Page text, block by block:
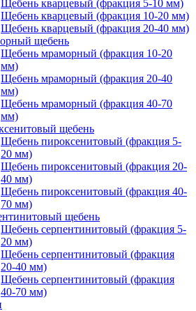
Щебень кварцевый (фракция 5-10 мм)
Щебень кварцевый (фракция 10-20 мм)
Щебень кварцевый (фракция 20-40 мм)
щебень
Щебень мраморный (фракция 10-20
мм)
Щебень мраморный (фракция 20-40
мм)
Щебень мраморный (фракция 40-70
мм)
щебень
Щебень пироксенитовый (фракция 5-
20 мм)
Щебень пироксенитовый (фракция 20-
40 мм)
Щебень пироксенитовый (фракция 40-
70 мм)
щебень
Щебень серпентинитовый (фракция 5-
20 мм)
Щебень серпентинитовый (фракция
20-40 мм)
Щебень серпентинитовый (фракция
40-70 мм)